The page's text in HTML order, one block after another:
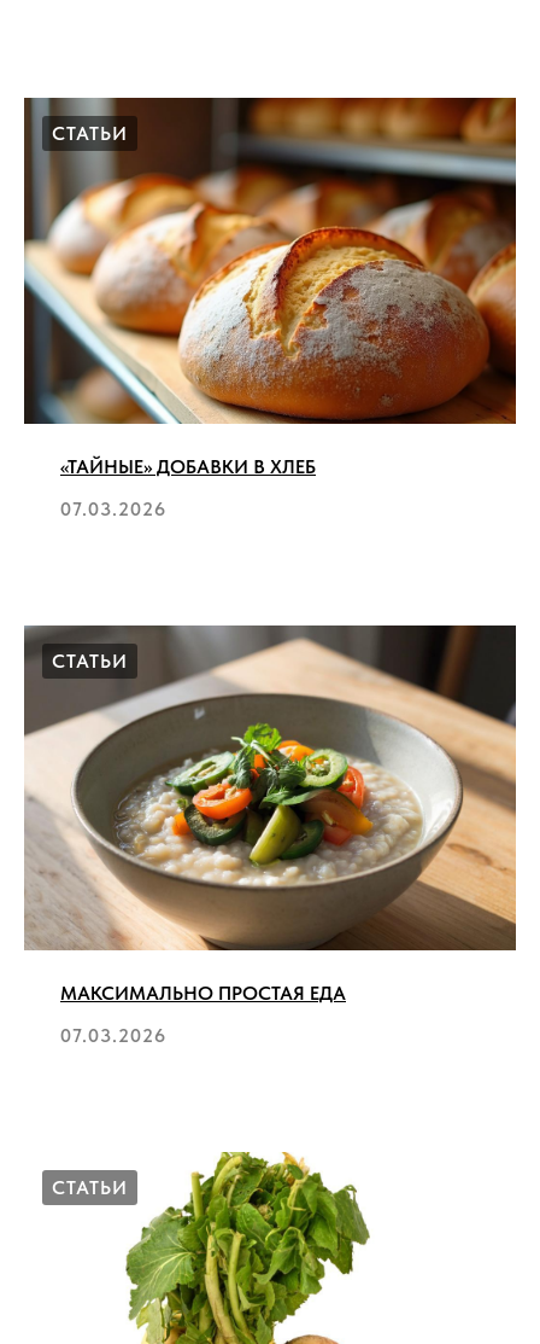
СТАТЬИ
«ТАЙНЫЕ» ДОБАВКИ В ХЛЕБ
07.03.2026
СТАТЬИ
МАКСИМАЛЬНО ПРОСТАЯ ЕДА
07.03.2026
СТАТЬИ